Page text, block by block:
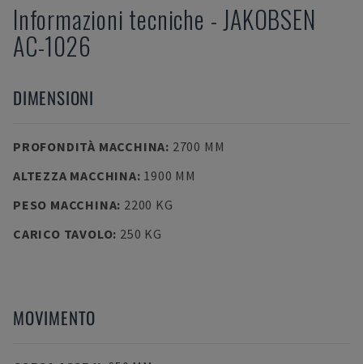
Informazioni tecniche -JAKOBSEN
AC-1026
DIMENSIONI
PROFONDITÀ MACCHINA: 2700 MM
ALTEZZA MACCHINA: 1900 MM
PESO MACCHINA: 2200 KG
CARICO TAVOLO: 250 KG
MOVIMENTO